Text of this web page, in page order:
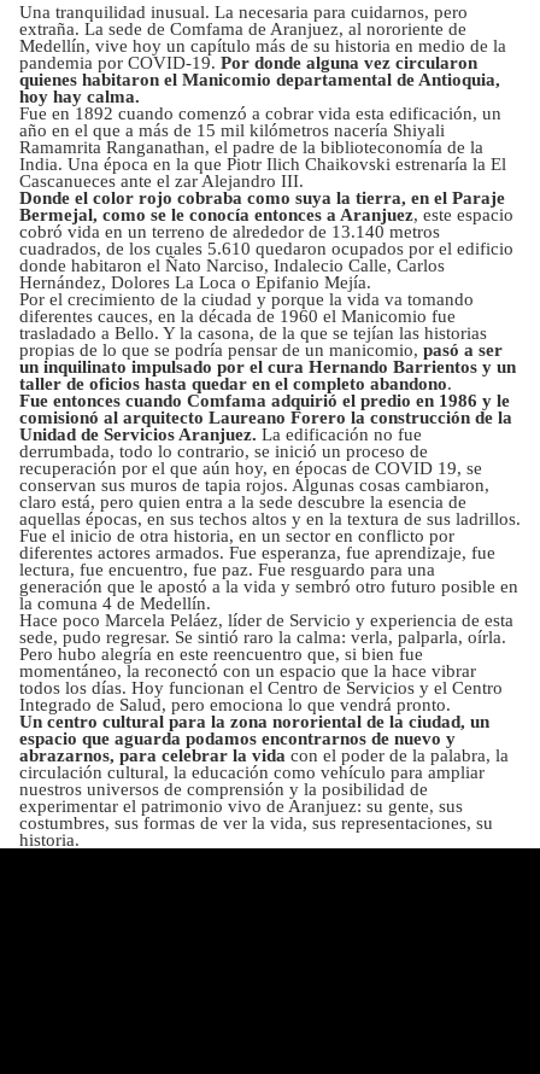
Una tranquilidad inusual. La necesaria para cuidarnos, pero
extraña. La sede de Comfama de Aranjuez, al nororiente de
Medellín, vive hoy un capítulo más de su historia en medio de la
pandemia por COVID-19. Por donde alguna vez circularon
quienes habitaron el Manicomio departamental de Antioquia,
hoy hay calma.
Fue en 1892 cuando comenzó a cobrar vida esta edificación, un
año en el que a más de 15 mil kilómetros nacería Shiyali
Ramamrita Ranganathan, el padre de la biblioteconomía de la
India. Una época en la que Piotr Ilich Chaikovski estrenaría la El
Cascanueces ante el zar Alejandro III.
Donde el color rojo cobraba como suya la tierra, en el Paraje
Bermejal, como se le conocía entonces a Aranjuez, este espacio
cobró vida en un terreno de alrededor de 13.140 metros
cuadrados, de los cuales 5.610 quedaron ocupados por el edificio
donde habitaron el Ñato Narciso, Indalecio Calle, Carlos
Hernández, Dolores La Loca o Epifanio Mejía.
Por el crecimiento de la ciudad y porque la vida va tomando
diferentes cauces, en la década de 1960 el Manicomio fue
trasladado a Bello. Y la casona, de la que se tejían las historias
propias de lo que se podría pensar de un manicomio, pasó a ser
un inquilinato impulsado por el cura Hernando Barrientos y un
taller de oficios hasta quedar en el completo abandono.
Fue entonces cuando Comfama adquirió el predio en 1986 y le
comisionó al arquitecto Laureano Forero la construcción de la
Unidad de Servicios Aranjuez. La edificación no fue
derrumbada, todo lo contrario, se inició un proceso de
recuperación por el que aún hoy, en épocas de COVID 19, se
conservan sus muros de tapia rojos. Algunas cosas cambiaron,
claro está, pero quien entra a la sede descubre la esencia de
aquellas épocas, en sus techos altos y en la textura de sus ladrillos.
Fue el inicio de otra historia, en un sector en conflicto por
diferentes actores armados. Fue esperanza, fue aprendizaje, fue
lectura, fue encuentro, fue paz. Fue resguardo para una
generación que le apostó a la vida y sembró otro futuro posible en
la comuna 4 de Medellín.
Hace poco Marcela Peláez, líder de Servicio y experiencia de esta
sede, pudo regresar. Se sintió raro la calma: verla, palparla, oírla.
Pero hubo alegría en este reencuentro que, si bien fue
momentáneo, la reconectó con un espacio que la hace vibrar
todos los días. Hoy funcionan el Centro de Servicios y el Centro
Integrado de Salud, pero emociona lo que vendrá pronto.
Un centro cultural para la zona nororiental de la ciudad, un
espacio que aguarda podamos encontrarnos de nuevo y
abrazarnos, para celebrar la vida con el poder de la palabra, la
circulación cultural, la educación como vehículo para ampliar
nuestros universos de comprensión y la posibilidad de
experimentar el patrimonio vivo de Aranjuez: su gente, sus
costumbres, sus formas de ver la vida, sus representaciones, su
historia.